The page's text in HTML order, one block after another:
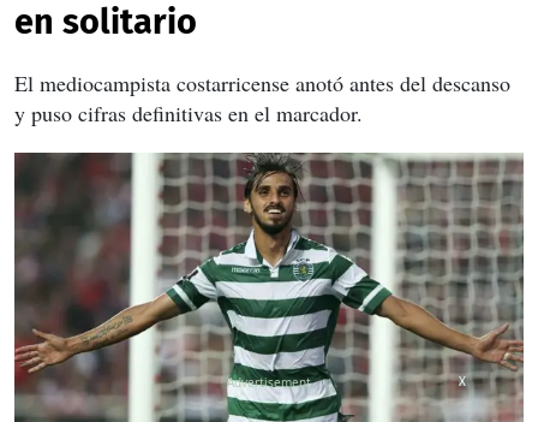
en solitario
El mediocampista costarricense anotó antes del descanso
y puso cifras definitivas en el marcador.
X